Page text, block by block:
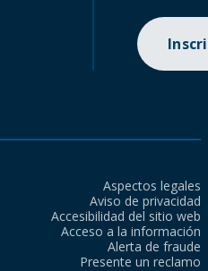
Aspectos legales
Aviso de privacidad
Accesibilidad del sitio web
Acceso a la información
Alerta de fraude
Presente un reclamo